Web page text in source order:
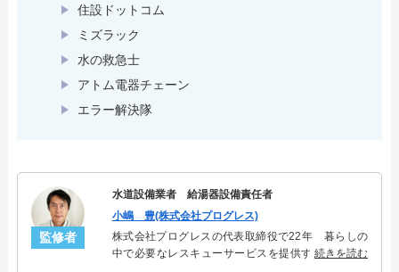
住設ドットコム
ミズラック
水の救急士
アトム電器チェーン
エラー解決隊
監修者
水道設備業者 給湯器設備責任者
小嶋 豊(株式会社プログレス)
株式会社プログレスの代表取締役で22年 暮らしの
中で必要なレスキューサービスを提供する株式会社
続きを読む